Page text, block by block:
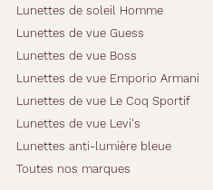
Lunettes de soleil Homme
Lunettes de vue Guess
Lunettes de vue Boss
Lunettes de vue Emporio Armani
Lunettes de vue Le Coq Sportif
Lunettes de vue Levi's
Lunettes anti-lumière bleue
Toutes nos marques